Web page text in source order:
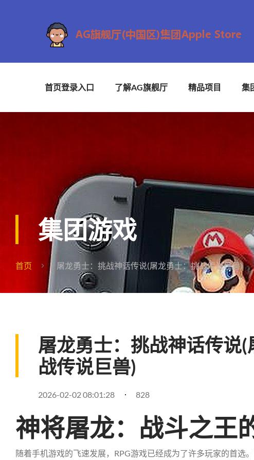
首页登录入口 了解AG旗舰厅 精品项目 集
集团游戏
首页 屠龙勇士：挑战神话传说(屠龙勇士：挑战传说巨兽)
屠龙勇士：挑战神话传说
战传说巨兽)
2026-02-02 08:01:28 828
神将屠龙：战斗之王
随着手机游戏的飞速发展，RPG游戏已经成为了许多玩家的首选